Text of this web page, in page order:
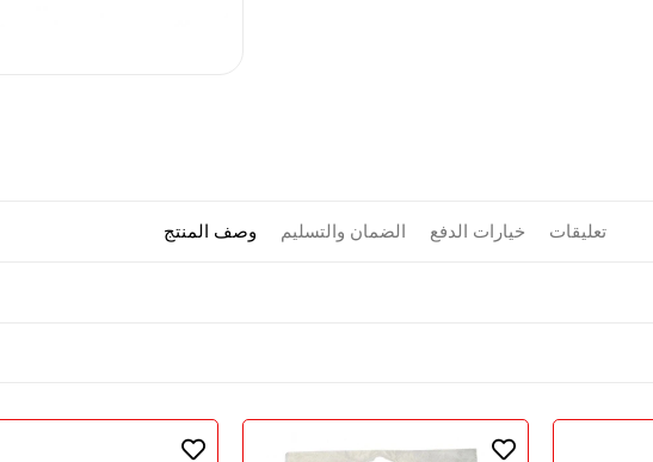
وصف المنتج الضمان والتسليم خيارات الدفع تعليقات